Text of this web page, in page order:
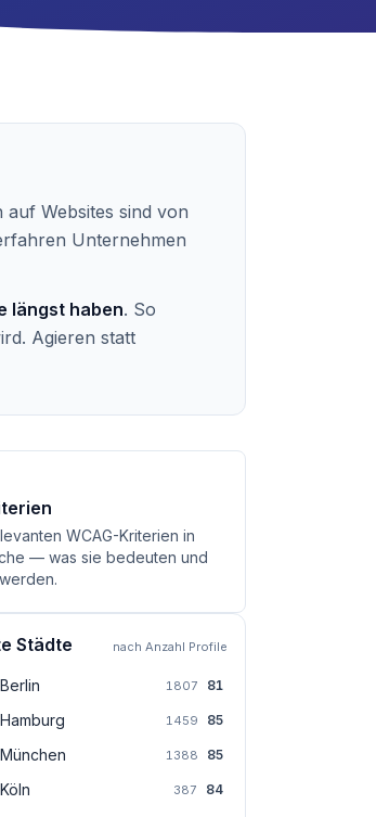
auf Websites sind von
Unternehmen
längst haben. So
Agieren statt
WCAG-Kriterien in
— was sie bedeuten und
Städte nach Anzahl Profile
Berlin 1807 81
Hamburg 1459 85
München 1388 85
Köln 387 84